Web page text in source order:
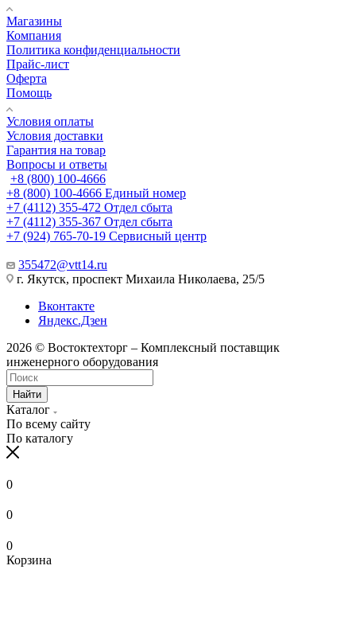
Магазины
Компания
Политика конфиденциальности
Прайс-лист
Оферта
Помощь
Условия оплаты
Условия доставки
Гарантия на товар
Вопросы и ответы
+8 (800) 100-4666
+8 (800) 100-4666 Единый номер
+7 (4112) 355-472 Отдел сбыта
+7 (4112) 355-367 Отдел сбыта
+7 (924) 765-70-19 Сервисный центр
355472@vtt14.ru
г. Якутск, проспект Михаила Николаева, 25/5
Вконтакте
Яндекс.Дзен
2026 © Востоктехторг – Комплексный поставщик
инженерного оборудования
Найти
Каталог
По всему сайту
По каталогу
0
0
0
Корзина